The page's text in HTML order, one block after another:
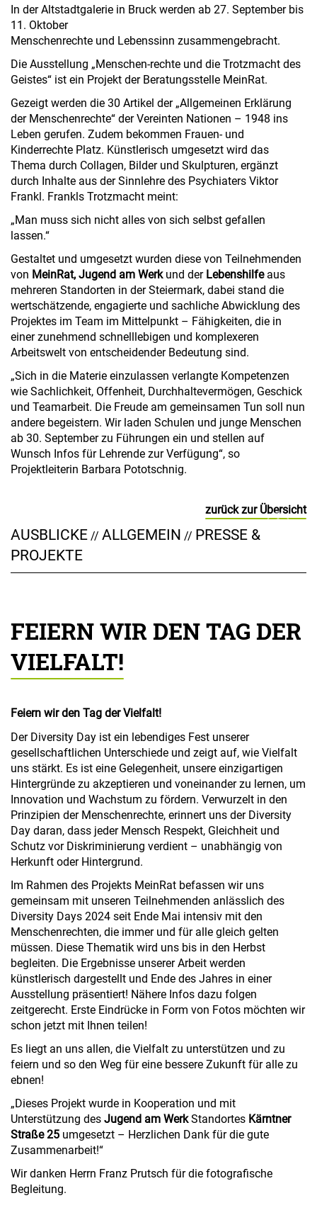
In der Altstadtgalerie in Bruck werden ab 27. September bis
11. Oktober
Menschenrechte und Lebenssinn zusammengebracht.
Die Ausstellung „Menschen-rechte und die Trotzmacht des
Geistes“ ist ein Projekt der Beratungsstelle MeinRat.
Gezeigt werden die 30 Artikel der „Allgemeinen Erklärung
der Menschenrechte“ der Vereinten Nationen – 1948 ins
Leben gerufen. Zudem bekommen Frauen- und
Kinderrechte Platz. Künstlerisch umgesetzt wird das
Thema durch Collagen, Bilder und Skulpturen, ergänzt
durch Inhalte aus der Sinnlehre des Psychiaters Viktor
Frankl. Frankls Trotzmacht meint:
„Man muss sich nicht alles von sich selbst gefallen
lassen.“
Gestaltet und umgesetzt wurden diese von Teilnehmenden
von MeinRat,Jugend am Werkund derLebenshilfeaus
mehreren Standorten in der Steiermark, dabei stand die
wertschätzende, engagierte und sachliche Abwicklung des
Projektes im Team im Mittelpunkt – Fähigkeiten, die in
einer zunehmend schnelllebigen und komplexeren
Arbeitswelt von entscheidender Bedeutung sind.
„Sich in die Materie einzulassen verlangte Kompetenzen
wie Sachlichkeit, Offenheit, Durchhaltevermögen, Geschick
und Teamarbeit. Die Freude am gemeinsamen Tun soll nun
andere begeistern. Wir laden Schulen und junge Menschen
ab 30. September zu Führungen ein und stellen auf
Wunsch Infos für Lehrende zur Verfügung“, so
Projektleiterin Barbara Pototschnig.
zurück zur Übersicht
AUSBLICKE// ALLGEMEIN // PRESSE &
PROJEKTE
FEIERN WIR DEN TAG DER
VIELFALT!
Feiern wir den Tag der Vielfalt!
Der Diversity Day ist ein lebendiges Fest unserer
gesellschaftlichen Unterschiede und zeigt auf, wie Vielfalt
uns stärkt. Es ist eine Gelegenheit, unsere einzigartigen
Hintergründe zu akzeptieren und voneinander zu lernen, um
Innovation und Wachstum zu fördern. Verwurzelt in den
Prinzipien der Menschenrechte, erinnert uns der Diversity
Day daran, dass jeder Mensch Respekt, Gleichheit und
Schutz vor Diskriminierung verdient – unabhängig von
Herkunft oder Hintergrund.
Im Rahmen des Projekts MeinRat befassen wir uns
gemeinsam mit unseren Teilnehmenden anlässlich des
Diversity Days 2024 seit Ende Mai intensiv mit den
Menschenrechten, die immer und für alle gleich gelten
müssen. Diese Thematik wird uns bis in den Herbst
begleiten. Die Ergebnisse unserer Arbeit werden
künstlerisch dargestellt und Ende des Jahres in einer
Ausstellung präsentiert! Nähere Infos dazu folgen
zeitgerecht. Erste Eindrücke in Form von Fotos möchten wir
schon jetzt mit Ihnen teilen!
Es liegt an uns allen, die Vielfalt zu unterstützen und zu
feiern und so den Weg für eine bessere Zukunft für alle zu
ebnen!
„Dieses Projekt wurde in Kooperation und mit
Unterstützung desJugend am WerkStandortes Kärntner
Straße 25 umgesetzt – Herzlichen Dank für die gute
Zusammenarbeit!“
Wir danken Herrn Franz Prutsch für die fotografische
Begleitung.